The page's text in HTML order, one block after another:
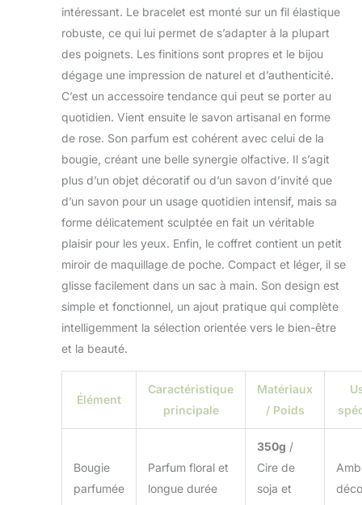
création artisanale
en forme de rose
est un cadeau
attentionné pour les
occasions
spéciales. Faites-
vous plaisir ou
ce savon captivant,
transformant les
bains en moments
de pure indulgence
et de charme.
Service après-vente
- Notre
engagement
s'étend au-delà de
produits
impeccables. Nous
garantie après-
vente complète. Si
vous rencontrez
une insatisfaction
dans un délai de 1
an suivant la
réception du
intéressant. Le bracelet est monté sur un fil élastique
robuste, ce qui lui permet de s’adapter à la plupart
des poignets. Les finitions sont propres et le bijou
dégage une impression de naturel et d’authenticité.
C’est un accessoire tendance qui peut se porter au
quotidien. Vient ensuite le savon artisanal en forme
de rose. Son parfum est cohérent avec celui de la
bougie, créant une belle synergie olfactive. Il s’agit
plus d’un objet décoratif ou d’un savon d’invité que
d’un savon pour un usage quotidien intensif, mais sa
forme délicatement sculptée en fait un véritable
plaisir pour les yeux. Enfin, le coffret contient un petit
miroir de maquillage de poche. Compact et léger, il se
glisse facilement dans un sac à main. Son design est
simple et fonctionnel, un ajout pratique qui complète
intelligemment la sélection orientée vers le bien-être
et la beauté.
Élément
Caractéristique
principale
Matériaux
/ Poids
Bougie
parfumée
Parfum floral et
longue durée
350g /
Cire de
soja et